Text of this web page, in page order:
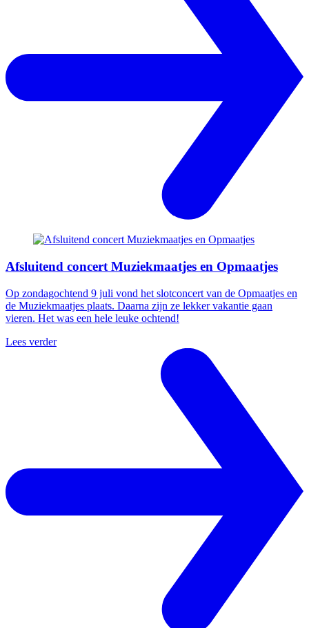
Afsluitend concert Muziekmaatjes en Opmaatjes
Op zondagochtend 9 juli vond het slotconcert van de Opmaatjes en
de Muziekmaatjes plaats. Daarna zijn ze lekker vakantie gaan
vieren. Het was een hele leuke ochtend!
Lees verder